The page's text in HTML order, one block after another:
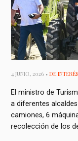
4 JUNIO, 2026 •DE INTERÉS
El ministro de
a diferentes
camiones, 6
recolección de los